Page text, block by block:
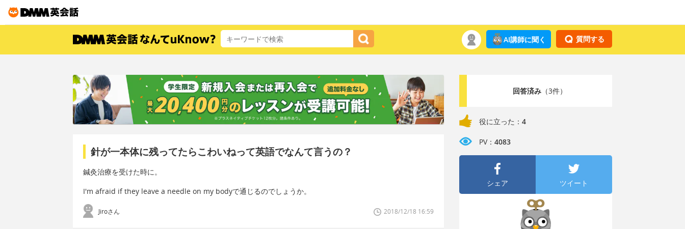
質問する
AI講師に聞く
針が一本体に残ってたらこわいねって英語でなんて言うの？
鍼灸治療を受けた時に。
I'm afraid if they leave a needle on my bodyで通じるのでしょうか。
Jiroさん 2018/12/18 16:59
回答済み（3件）
役に立った： 4
PV： 4083
シェア ツイート